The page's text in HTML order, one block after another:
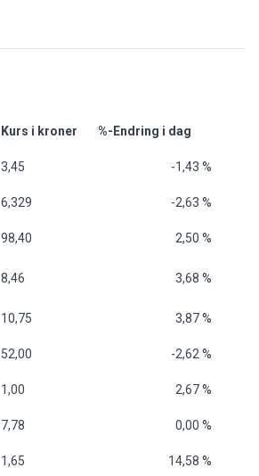
Kurs i kroner %-Endring i dag
3,45 -1,43 %
6,329 -2,63 %
98,40 2,50 %
8,46 3,68 %
10,75 3,87 %
52,00 -2,62 %
1,00 2,67 %
7,78 0,00 %
1,65 14,58 %